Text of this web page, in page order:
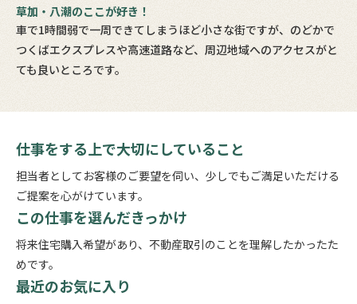
草加・八潮のここが好き！
車で1時間弱で一周できてしまうほど小さな街ですが、のどかで
つくばエクスプレスや高速道路など、周辺地域へのアクセスがと
ても良いところです。
仕事をする上で大切にしていること
担当者としてお客様のご要望を伺い、少しでもご満足いただける
ご提案を心がけています。
この仕事を選んだきっかけ
将来住宅購入希望があり、不動産取引のことを理解したかったた
めです。
最近のお気に入り